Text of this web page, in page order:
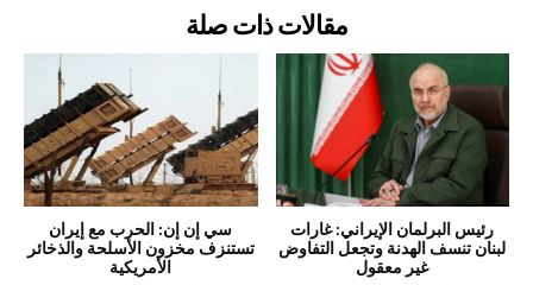
مقالات ذات صلة
رئيس البرلمان الإيراني: غارات
لبنان تنسف الهدنة وتجعل التفاوض
غير معقول
سي إن إن: الحرب مع إيران
تستنزف مخزون الأسلحة والذخائر
الأمريكية